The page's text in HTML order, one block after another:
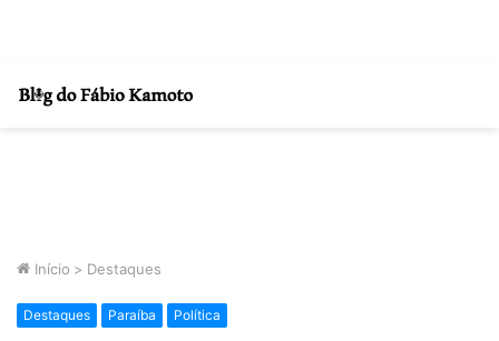
Início > Destaques
Destaques Paraíba Política